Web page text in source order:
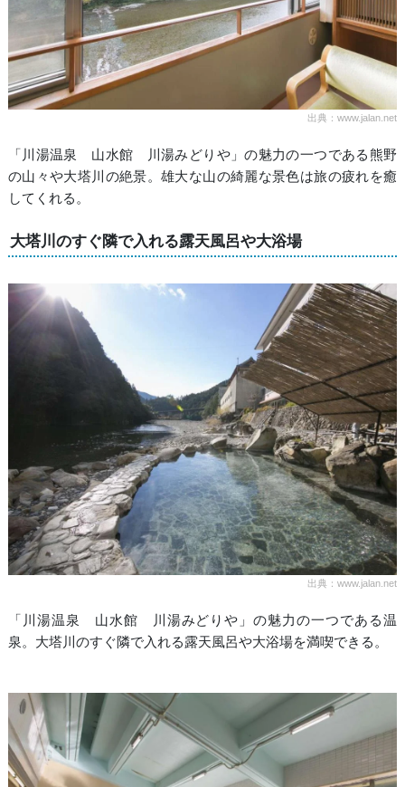
出典：www.jalan.net
「川湯温泉 山水館 川湯みどりや」の魅力の一つである熊野
の山々や大塔川の絶景。雄大な山の綺麗な景色は旅の疲れを癒
してくれる。
大塔川のすぐ隣で入れる露天風呂や大浴場
出典：www.jalan.net
「川湯温泉 山水館 川湯みどりや」の魅力の一つである温
泉。大塔川のすぐ隣で入れる露天風呂や大浴場を満喫できる。